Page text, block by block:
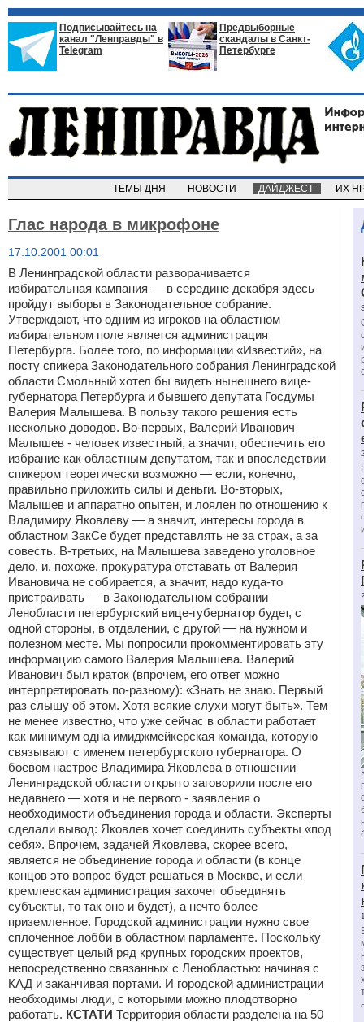
Подписывайтесь на
канал "Ленправды" в
Telegram
Предвыборные
скандалы в Санкт-
Петербурге
ТЕМЫ ДНЯ НОВОСТИ ДАЙДЖЕСТ ИХ
Глас народа в микрофоне
17.10.2001 00:01
В Ленинградской области разворачивается
избирательная кампания — в середине декабря здесь
пройдут выборы в Законодательное собрание.
Утверждают, что одним из игроков на областном
избирательном поле является администрация
Петербурга. Более того, по информации «Известий», на
посту спикера Законодательного собрания Ленинградской
области Смольный хотел бы видеть нынешнего вице-
губернатора Петербурга и бывшего депутата Госдумы
Валерия Малышева. В пользу такого решения есть
несколько доводов. Во-первых, Валерий Иванович
Малышев - человек известный, а значит, обеспечить его
избрание как областным депутатом, так и впоследствии
спикером теоретически возможно — если, конечно,
правильно приложить силы и деньги. Во-вторых,
Малышев и аппаратно опытен, и лоялен по отношению к
Владимиру Яковлеву — а значит, интересы города в
областном ЗакСе будет представлять не за страх, а за
совесть. В-третьих, на Малышева заведено уголовное
дело, и, похоже, прокуратура отставать от Валерия
Ивановича не собирается, а значит, надо куда-то
пристраивать — в Законодательном собрании
Ленобласти петербургский вице-губернатор будет, с
одной стороны, в отдалении, с другой — на нужном и
полезном месте. Мы попросили прокомментировать эту
информацию самого Валерия Малышева. Валерий
Иванович был краток (впрочем, его ответ можно
интерпретировать по-разному): «Знать не знаю. Первый
раз слышу об этом. Хотя всякие слухи могут быть». Тем
не менее известно, что уже сейчас в области работает
как минимум одна имиджмейкерская команда, которую
связывают с именем петербургского губернатора. О
боевом настрое Владимира Яковлева в отношении
Ленинградской области открыто заговорили после его
недавнего — хотя и не первого - заявления о
необходимости объединения города и области. Эксперты
сделали вывод: Яковлев хочет соединить субъекты «под
себя». Впрочем, задачей Яковлева, скорее всего,
является не объединение города и области (в конце
концов это вопрос будет решаться в Москве, и если
кремлевская администрация захочет объединять
субъекты, то так оно и будет), а нечто более
приземленное. Городской администрации нужно свое
сплоченное лобби в областном парламенте. Поскольку
существует целый ряд крупных городских проектов,
непосредственно связанных с Ленобластью: начиная с
КАД и заканчивая портами. И городской администрации
необходимы люди, с которыми можно плодотворно
работать. КСТАТИ Территория области разделена на 50